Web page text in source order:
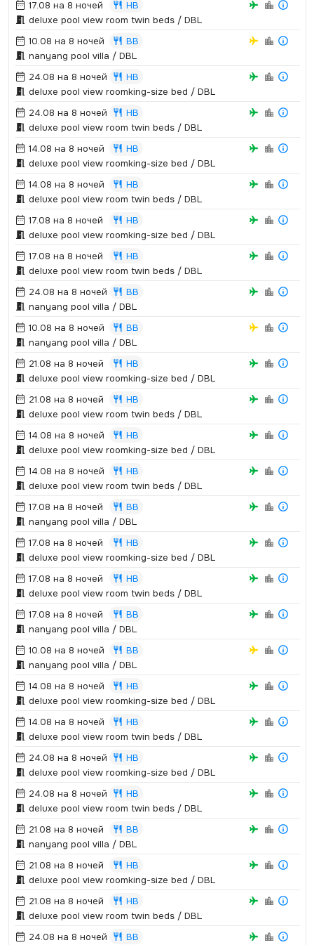
17.08 на 8 ночей
HB
deluxe pool view room twin beds / DBL
10.08 на 8 ночей
BB
nanyang pool villa / DBL
24.08 на 8 ночей
HB
deluxe pool view roomking-size bed / DBL
24.08 на 8 ночей
HB
deluxe pool view room twin beds / DBL
14.08 на 8 ночей
HB
deluxe pool view roomking-size bed / DBL
14.08 на 8 ночей
HB
deluxe pool view room twin beds / DBL
17.08 на 8 ночей
HB
deluxe pool view roomking-size bed / DBL
17.08 на 8 ночей
HB
deluxe pool view room twin beds / DBL
24.08 на 8 ночей
BB
nanyang pool villa / DBL
10.08 на 8 ночей
BB
nanyang pool villa / DBL
21.08 на 8 ночей
HB
deluxe pool view roomking-size bed / DBL
21.08 на 8 ночей
HB
deluxe pool view room twin beds / DBL
14.08 на 8 ночей
HB
deluxe pool view roomking-size bed / DBL
14.08 на 8 ночей
HB
deluxe pool view room twin beds / DBL
17.08 на 8 ночей
BB
nanyang pool villa / DBL
17.08 на 8 ночей
HB
deluxe pool view roomking-size bed / DBL
17.08 на 8 ночей
HB
deluxe pool view room twin beds / DBL
17.08 на 8 ночей
BB
nanyang pool villa / DBL
10.08 на 8 ночей
BB
nanyang pool villa / DBL
14.08 на 8 ночей
HB
deluxe pool view roomking-size bed / DBL
14.08 на 8 ночей
HB
deluxe pool view room twin beds / DBL
24.08 на 8 ночей
HB
deluxe pool view roomking-size bed / DBL
24.08 на 8 ночей
HB
deluxe pool view room twin beds / DBL
21.08 на 8 ночей
BB
nanyang pool villa / DBL
21.08 на 8 ночей
HB
deluxe pool view roomking-size bed / DBL
21.08 на 8 ночей
HB
deluxe pool view room twin beds / DBL
24.08 на 8 ночей
BB